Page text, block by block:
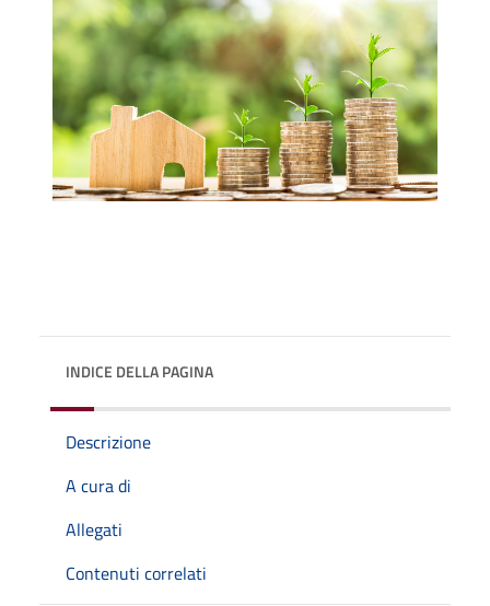
INDICE DELLA PAGINA
Descrizione
A cura di
Allegati
Contenuti correlati